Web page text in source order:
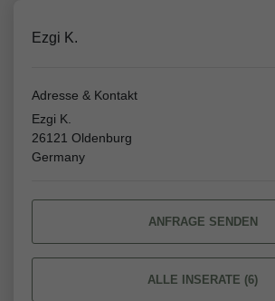
Ezgi K.
Adresse & Kontakt
Ezgi K.
26121 Oldenburg
Germany
ANFRAGE SENDEN
ALLE INSERATE (6)